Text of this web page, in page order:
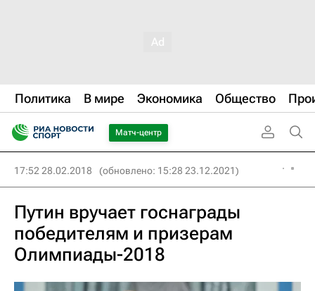
Политика В мире Экономика Общество
Матч-центр
17:52 28.02.2018 (обновлено: 15:28 23.12.2021)
Путин вручает госнаграды
победителям и призерам
Олимпиады-2018